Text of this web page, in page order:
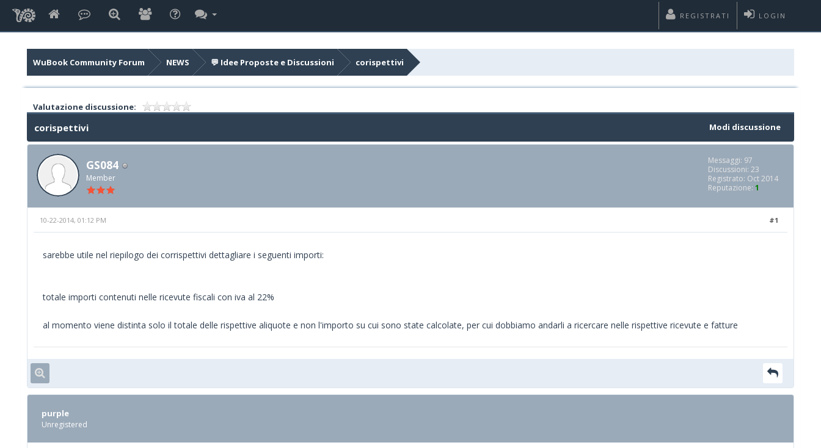
LOGIN
REGISTRATI
WuBook Community Forum NEWS 💬 Idee Proposte e Discussioni corispettivi
Valutazione discussione:
Modi discussione
corispettivi
GS084
Member
Messaggi: 97
Discussioni: 23
Registrato: Oct 2014
Reputazione: 1
#1
10-22-2014, 01:12 PM
sarebbe utile nel riepilogo dei corrispettivi dettagliare i seguenti importi:
totale importi contenuti nelle ricevute fiscali con iva al 22%
al momento viene distinta solo il totale delle rispettive aliquote e non l'importo su cui sono state calcolate, per cui dobbiamo andarli a ricercare nelle rispettive ricevute e fatture
purple
Unregistered